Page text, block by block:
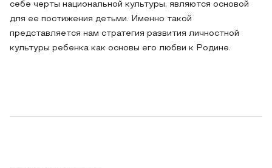
себе черты национальной культуры, являются основой
для ее постижения детьми. Именно такой
представляется нам стратегия развития личностной
культуры ребенка как основы его любви к Родине.